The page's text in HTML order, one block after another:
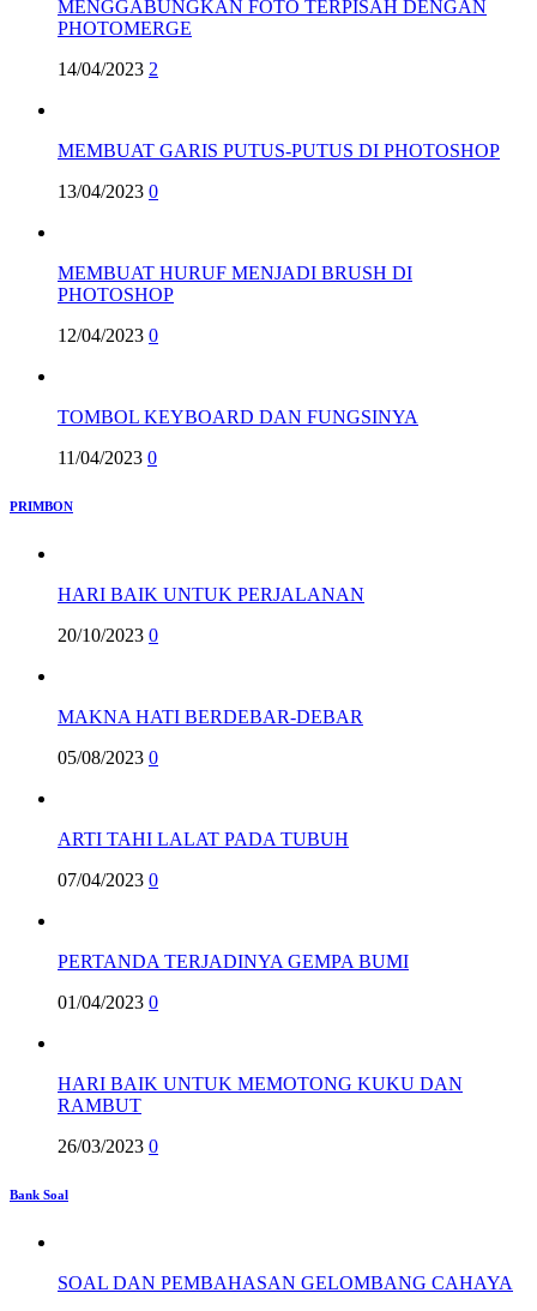
MENGGABUNGKAN FOTO TERPISAH DENGAN
PHOTOMERGE
14/04/2023 2
MEMBUAT GARIS PUTUS-PUTUS DI PHOTOSHOP
13/04/2023 0
MEMBUAT HURUF MENJADI BRUSH DI
PHOTOSHOP
12/04/2023 0
TOMBOL KEYBOARD DAN FUNGSINYA
11/04/2023 0
PRIMBON
HARI BAIK UNTUK PERJALANAN
20/10/2023 0
MAKNA HATI BERDEBAR-DEBAR
05/08/2023 0
ARTI TAHI LALAT PADA TUBUH
07/04/2023 0
PERTANDA TERJADINYA GEMPA BUMI
01/04/2023 0
HARI BAIK UNTUK MEMOTONG KUKU DAN
RAMBUT
26/03/2023 0
Bank Soal
SOAL DAN PEMBAHASAN GELOMBANG CAHAYA